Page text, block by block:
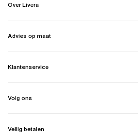
Over Livera
Advies op maat
Klantenservice
Volg ons
Veilig betalen